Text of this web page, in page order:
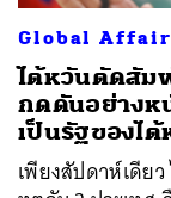
Global
ไต้หวันตัดสัม
กดดันอย่างห
เป็นรัฐของไต้
เพียงสัปดาห์เดีย